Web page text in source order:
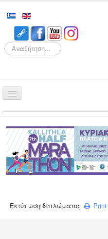
Search
Αγώνες
Διοργάνωση
Εθελοντισμός
Αποτελέσματα
Εκτύπωση διπλώματος Print